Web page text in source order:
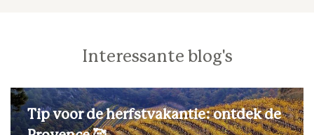
Interessante blog's
Tip voor de herfstvakantie: ontdek de